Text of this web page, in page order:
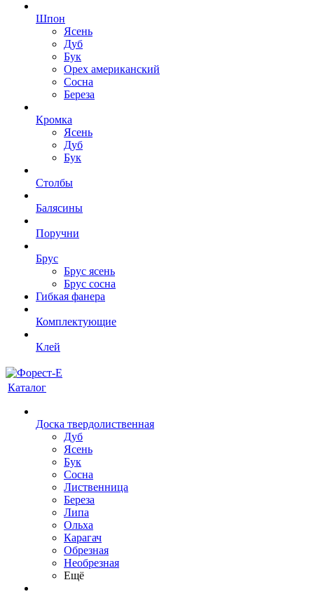
Шпон
Ясень
Дуб
Бук
Орех американский
Сосна
Береза
Кромка
Ясень
Дуб
Бук
Столбы
Балясины
Поручни
Брус
Брус ясень
Брус сосна
Гибкая фанера
Комплектующие
Клей
Каталог
Доска твердолиственная
Дуб
Ясень
Бук
Сосна
Лиственница
Береза
Липа
Ольха
Карагач
Обрезная
Необрезная
Ещё